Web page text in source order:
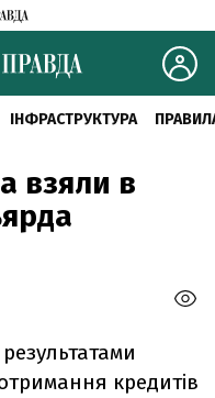
ІНФРАСТРУКТУРА
взяли в
кредитів